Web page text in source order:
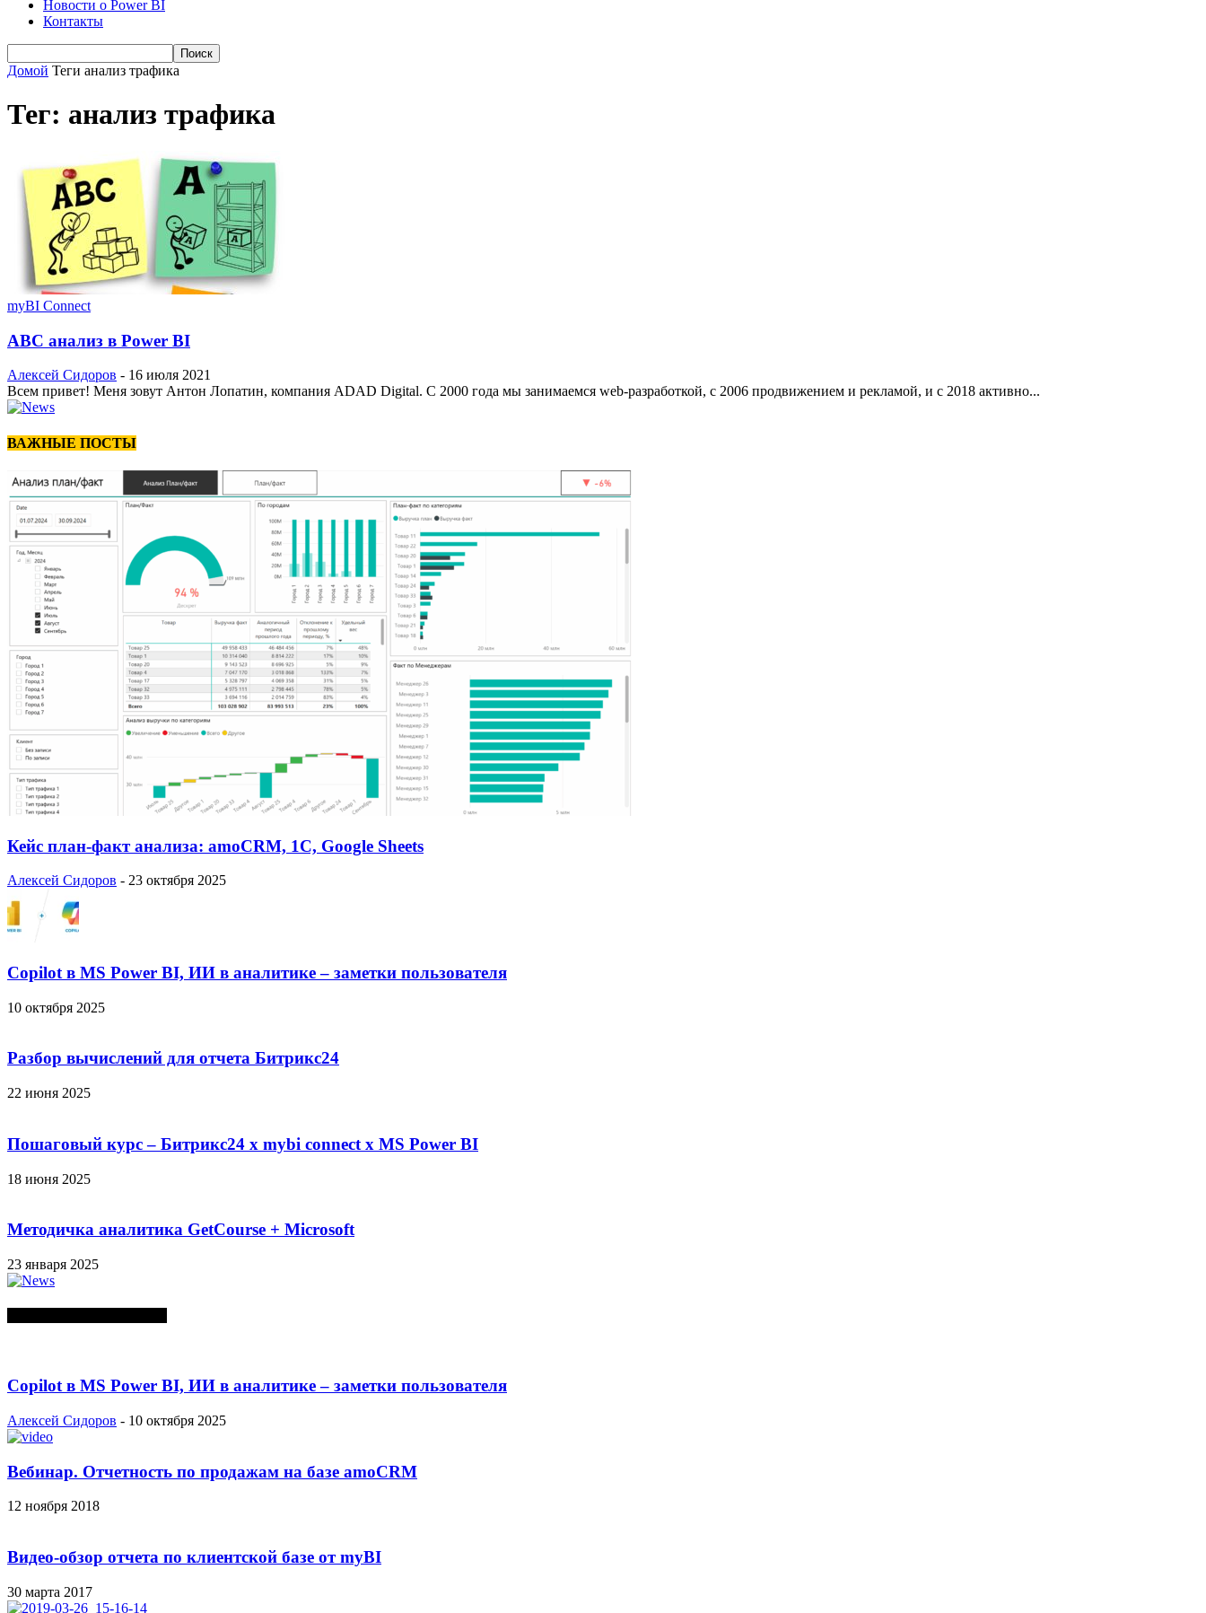
Новости о Power BI
Контакты
Домой Теги анализ трафика
Тег: анализ трафика
myBI Connect
ABC анализ в Power BI
Алексей Сидоров - 16 июля 2021
Всем привет! Меня зовут Антон Лопатин, компания ADAD Digital. С 2000 года мы занимаемся web-разработкой, c 2006 продвижением и рекламой, и с 2018 активно...
ВАЖНЫЕ ПОСТЫ
Кейс план-факт анализа: amoCRM, 1C, Google Sheets
Алексей Сидоров - 23 октября 2025
Copilot в MS Power BI, ИИ в аналитике – заметки пользователя
10 октября 2025
Разбор вычислений для отчета Битрикс24
22 июня 2025
Пошаговый курс – Битрикс24 х mybi connect х MS Power BI
18 июня 2025
Методичка аналитика GetCourse + Microsoft
23 января 2025
Copilot в MS Power BI, ИИ в аналитике – заметки пользователя
Алексей Сидоров - 10 октября 2025
Вебинар. Отчетность по продажам на базе amoCRM
12 ноября 2018
Видео-обзор отчета по клиентской базе от myBI
30 марта 2017